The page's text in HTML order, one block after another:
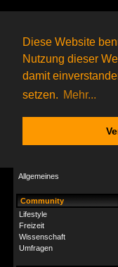
Diese Website
Nutzung dieser
damit
setzen. Mehr...
Das
52 Gagolganeronline(0
Gagolganer:
9732Rätsel
Allgemeines
Community
Lifestyle
Freizeit
Wissenschaft
Umfragen